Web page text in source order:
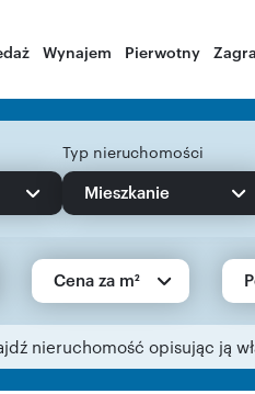
Wynajem Pierwotny
Typ nieruchomości
Mieszkanie
Cena za m²
nieruchomość opisując ją